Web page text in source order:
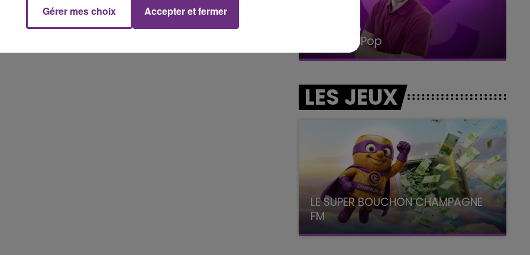
10h00 - 14h00 14h00 - 15h00
La Radio Pop
LES JEUX
LE SUPER BOUCHON CHAMPAGNE
FM
avec La Famille Champagne FM, à 8H10
Gérer mes choix Accepter et fermer